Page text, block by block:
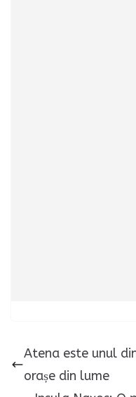
Atena este unul
orașe din lume